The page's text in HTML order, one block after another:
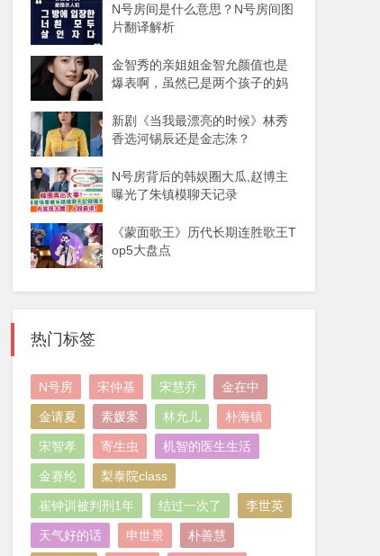
N号房间是什么意思？N号房间图
片翻译解析
金智秀的亲姐姐金智允颜值也是
爆表啊，虽然已是两个孩子的妈
新剧《当我最漂亮的时候》林秀
香选河锡辰还是金志洙？
N号房背后的韩娱圈大瓜,赵博主
曝光了朱镇模聊天记录
《蒙面歌王》历代长期连胜歌王T
op5大盘点
热门标签
N号房 宋仲基 宋慧乔 金在中
金请夏 素媛案 林允儿 朴海镇
宋智孝 寄生虫 机智的医生生活
金赛纶 梨泰院class
崔钟训被判刑1年 结过一次了 李世英
天气好的话 申世景 朴善慧